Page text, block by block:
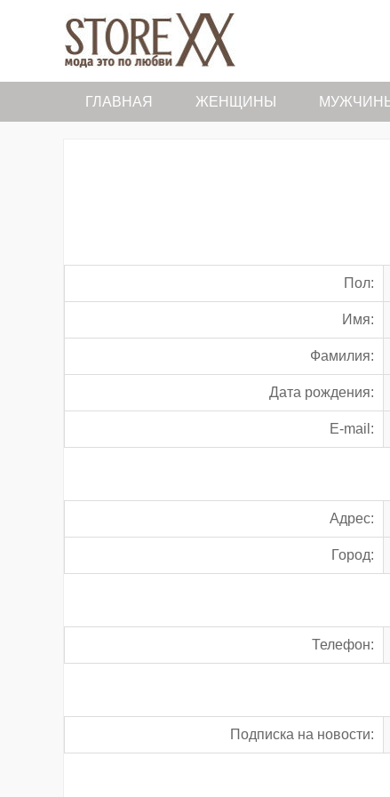
ГЛАВНАЯ ЖЕНЩИНЫ
Пол:
Имя:
Фамилия:
Дата рождения:
E-mail:
Адрес:
Город:
Телефон:
Подписка на новости: